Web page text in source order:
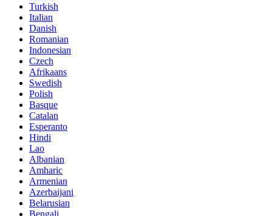
Turkish
Italian
Danish
Romanian
Indonesian
Czech
Afrikaans
Swedish
Polish
Basque
Catalan
Esperanto
Hindi
Lao
Albanian
Amharic
Armenian
Azerbaijani
Belarusian
Bengali